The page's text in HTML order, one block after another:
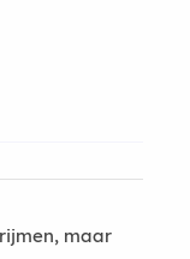
maar